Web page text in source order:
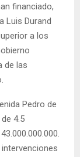
financiado,
Luis Durand
a los
de las
Pedro de
4.5